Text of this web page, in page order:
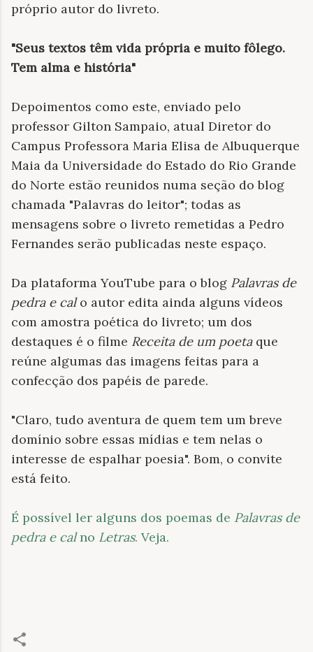
próprio autor do livreto.
"Seus textos têm vida própria e muito fôlego.
Tem alma e história"
Depoimentos como este, enviado pelo
professor Gilton Sampaio, atual Diretor do
Campus Professora Maria Elisa de Albuquerque
Maia da Universidade do Estado do Rio Grande
do Norte estão reunidos numa seção do blog
chamada "Palavras do leitor"; todas as
mensagens sobre o livreto remetidas a Pedro
Fernandes serão publicadas neste espaço.
Da plataforma YouTube para o blog Palavras de
pedra e calo autor edita ainda alguns vídeos
com amostra poética do livreto; um dos
destaques é o filme Receita de um poetaque
reúne algumas das imagens feitas para a
confecção dos papéis de parede.
"Claro, tudo aventura de quem tem um breve
domínio sobre essas mídias e tem nelas o
interesse de espalhar poesia". Bom, o convite
está feito.
É possível ler alguns dos poemas de Palavras de
pedra e calno Letras. Veja.